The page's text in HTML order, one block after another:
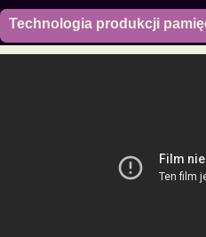
Technologia produkcji